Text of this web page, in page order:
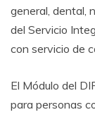
general, dental,
del Servicio
con servicio de
El Módulo del
para personas